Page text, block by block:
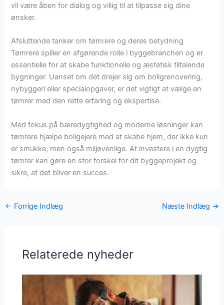
vil være åben for dialog og villig til at tilpasse sig dine
ønsker.
Afsluttende tanker om tømrere og deres betydning
Tømrere spiller en afgørende rolle i byggebranchen og er
essentielle for at skabe funktionelle og æstetisk tiltalende
bygninger. Uanset om det drejer sig om boligrenovering,
nybyggeri eller specialopgaver, er det vigtigt at vælge en
tømrer med den rette erfaring og ekspertise.
Med fokus på bæredygtighed og moderne løsninger kan
tømrere hjælpe boligejere med at skabe hjem, der ikke kun
er smukke, men også miljøvenlige. At investere i en dygtig
tømrer kan gøre en stor forskel for dit byggeprojekt og
sikre, at det bliver en succes.
← Forrige Indlæg Næste Indlæg →
Relaterede nyheder